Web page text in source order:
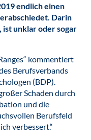
endlich einen
Darin
unklar oder sogar
kommentiert
Berufsverbands
(BDP).
Schaden durch
und die
Berufsfeld
verbessert.“